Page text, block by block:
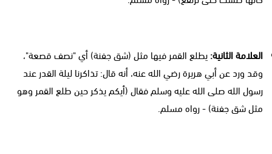
العلامة الثانية:يطلع القمر فيها مثل (شق جفنة) أي "نصف قصعة"،
وقد ورد عن أبي هريرة رضي الله عنه، أنه قال: تذاكرنا ليلة القدر عند
رسول الله صلى الله عليه وسلم فقال (أيكم يذكر حين طلع القمر وهو
مثل شق جفنة) - رواه مسلم.